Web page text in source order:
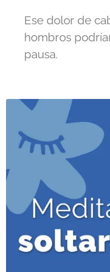
Ese dolor de
hombros
pausa.